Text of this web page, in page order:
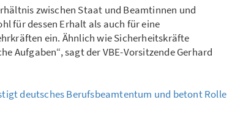
zwischen Staat und Beamtinnen und
für dessen Erhalt als auch für eine
ein. Ähnlich wie Sicherheitskräfte
Aufgaben“, sagt der VBE-Vorsitzende Gerhard
deutsches Berufsbeamtentum und betont Rolle